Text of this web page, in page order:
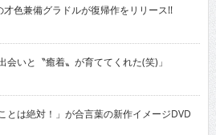
色兼備グラドルが復帰作をリリース!!
いと〝癒着〟が育ててくれた(笑)」
は絶対！」が合言葉の新作イメージDVD